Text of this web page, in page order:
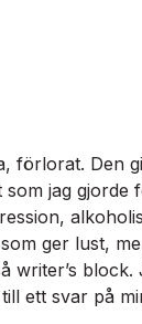
förlorat. Den
som jag
ger lust,
writer’s
ett svar på